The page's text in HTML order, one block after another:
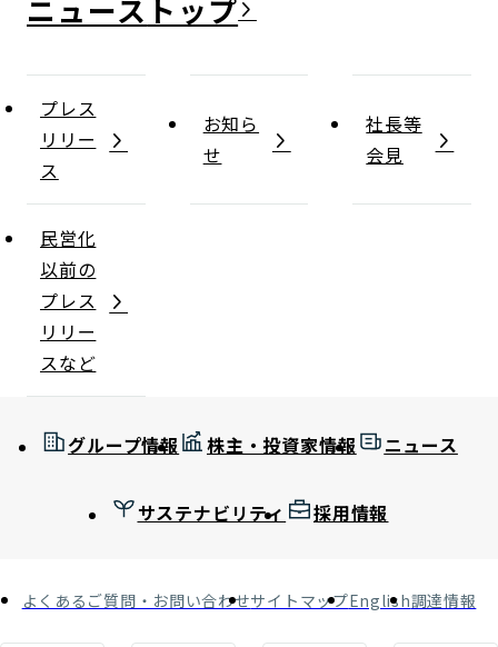
ニュース
プレス
リリー
ス
お知ら
せ
社長等
会見
民営化
以前の
プレス
リリー
スなど
グループ情報 株主・投資家情報 ニュース
サステナビリティ 採用情報
よくあるご質問・お問い合わせサイトマップEnglish調達情報